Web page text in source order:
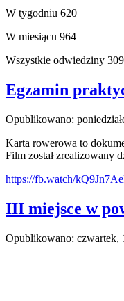
W tygodniu 620
W miesiącu 964
Wszystkie odwiedziny
Egzamin
Opublikowano:
Karta rowerowa to
Film został zrealizowany
https://fb.watch/
III miejsce w
Opublikowano: czwartek,